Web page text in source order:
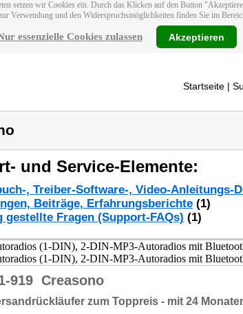
setzen wir Cookies ein. Durch das Klicken auf den Button
Verwendung und den Widerspruchsmöglichkeiten finden Sie im
essenzielle Cookies zulassen Akzeptieren
Startseite |
und Service-Elemente:
, Treiber-Software-, Video-Anleitungs-
Beiträge, Erfahrungsberichte (1)
gestellte Fragen (Support-FAQs) (1)
919 Creasono
zum Toppreis - mit 24